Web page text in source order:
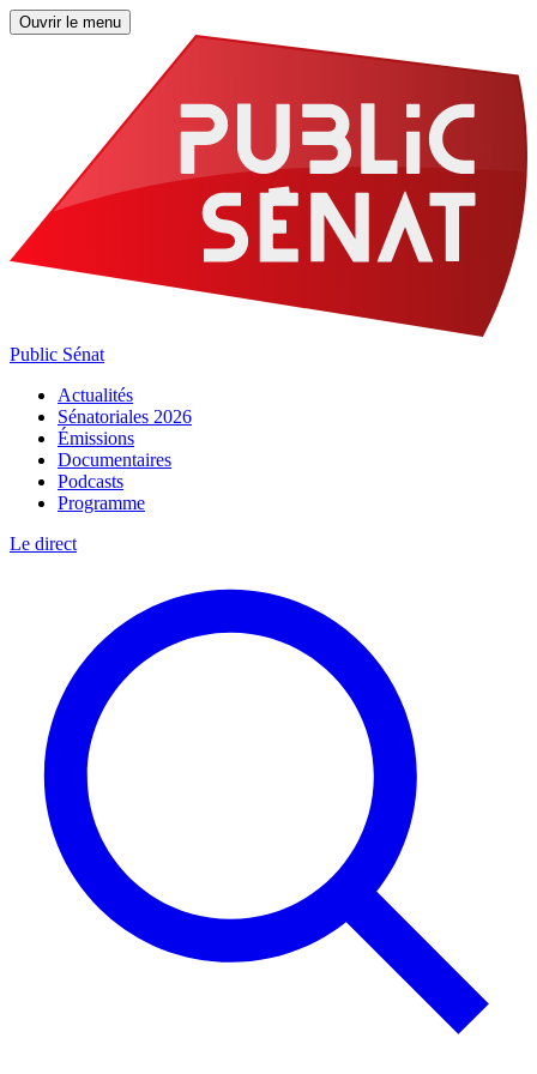
Ouvrir le menu
Public Sénat
Actualités
Sénatoriales 2026
Émissions
Documentaires
Podcasts
Programme
Le direct